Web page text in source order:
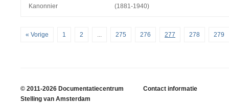
Kanonnier
(1881-1940)
« Vorige 1 2 ... 275 276 277 278 279
© 2011-2026 Documentatiecentrum
Stelling van Amsterdam
Contact informatie